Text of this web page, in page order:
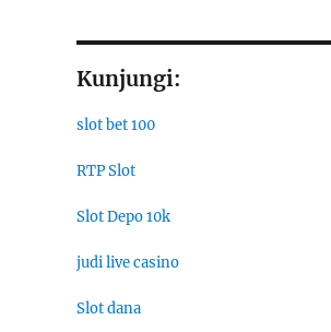
Kunjungi:
slot bet 100
RTP Slot
Slot Depo 10k
judi live casino
Slot dana